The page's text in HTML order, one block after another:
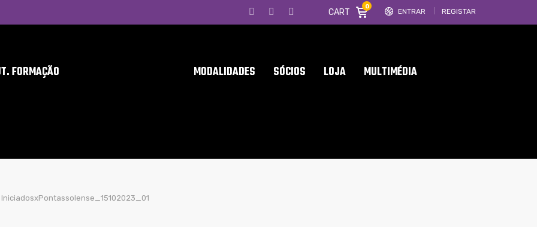
ENTRAR REGISTAR
CART
0
FORMAÇÃO MODALIDADES SÓCIOS LOJA MULTIMÉDIA
IniciadosxPontassolense_15102023_01